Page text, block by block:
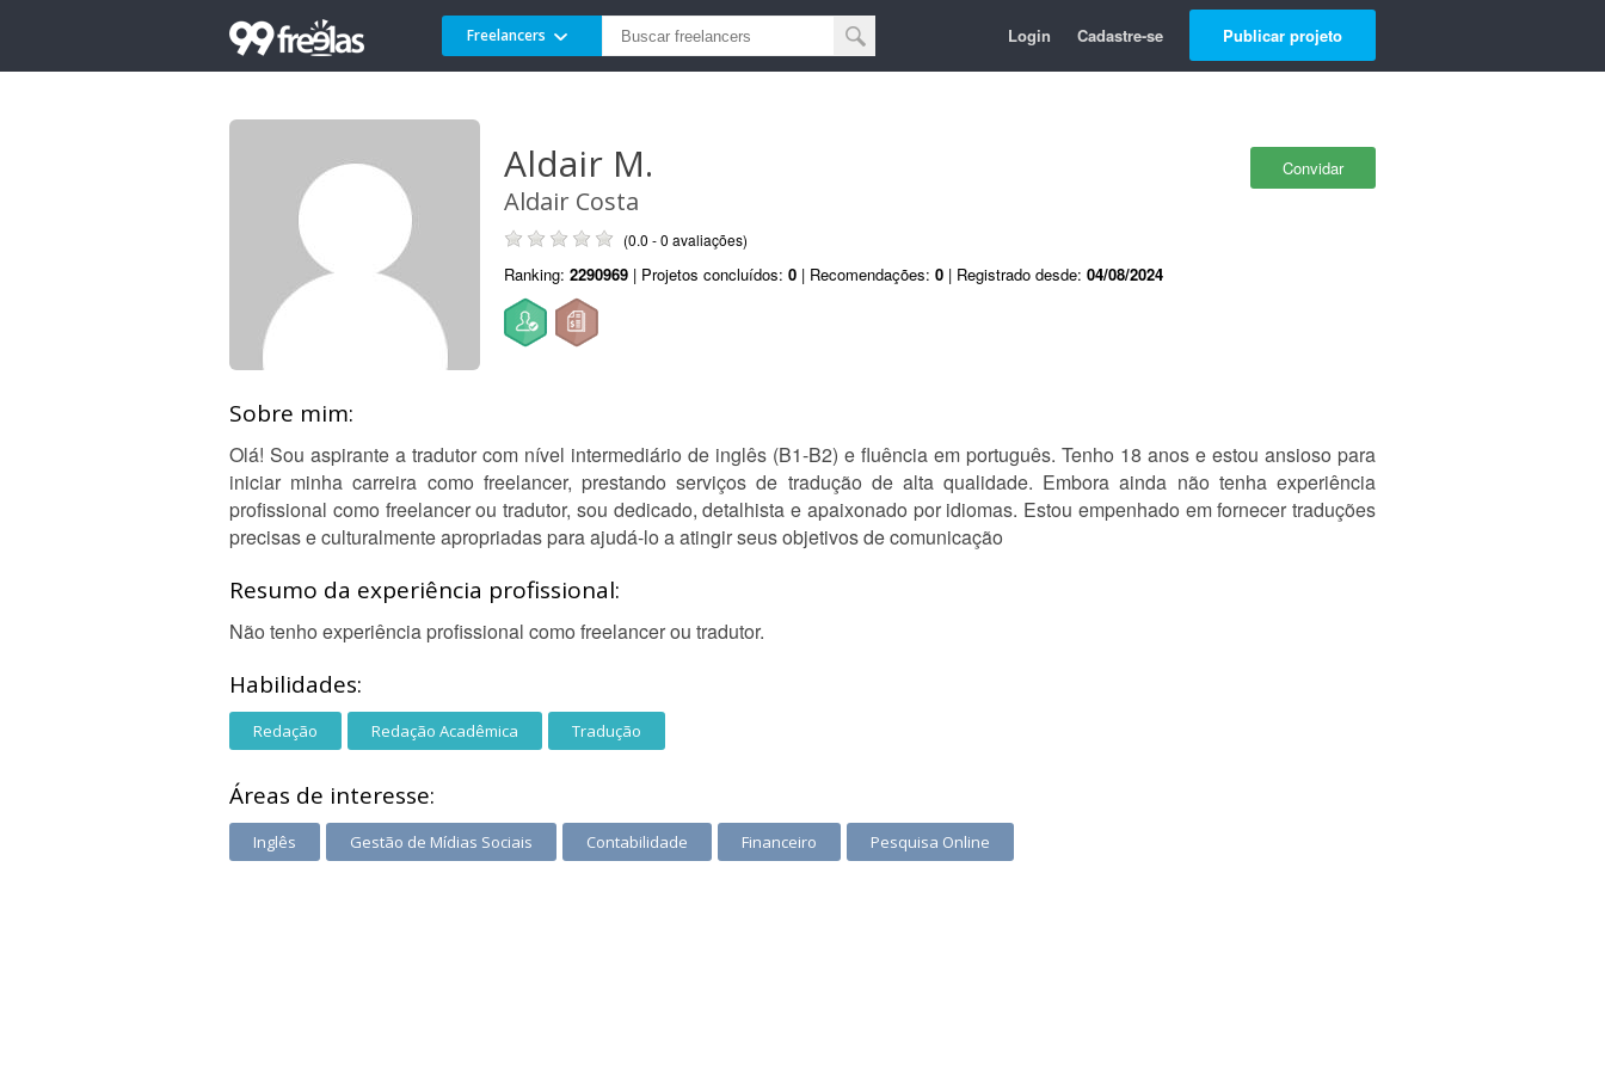
Freelancers Login Cadastre-se Publicar projeto
Convidar
Aldair M.
Aldair Costa
(0.0 - 0 avaliações)
Ranking: 2290969 | Projetos concluídos: 0 | Recomendações: 0 | Registrado desde: 04/08/2024
Sobre mim:
Olá! Sou aspirante a tradutor com nível intermediário de inglês (B1-B2) e fluência em português. Tenho 18 anos e estou ansioso para
iniciar minha carreira como freelancer, prestando serviços de tradução de alta qualidade. Embora ainda não tenha experiência
profissional como freelancer ou tradutor, sou dedicado, detalhista e apaixonado por idiomas. Estou empenhado em fornecer traduções
precisas e culturalmente apropriadas para ajudá-lo a atingir seus objetivos de comunicação
Resumo da experiência profissional:
Não tenho experiência profissional como freelancer ou tradutor.
Habilidades:
Redação Redação Acadêmica Tradução
Áreas de interesse:
Inglês Gestão de Mídias Sociais Contabilidade Financeiro Pesquisa Online